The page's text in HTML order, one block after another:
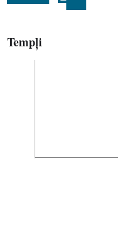
Tempļi